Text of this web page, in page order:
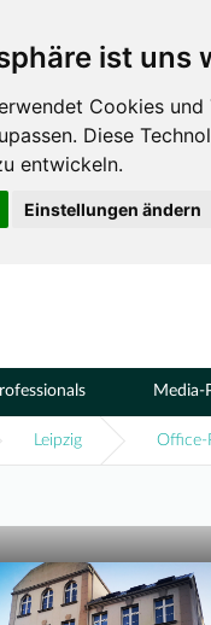
ist uns
Cookies
Diese
entwickeln.
Einstellungen ändern
Media-
Leipzig Office-